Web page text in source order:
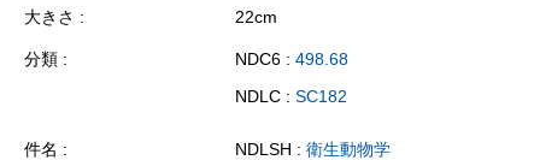
大きさ
22cm
分類 NDC6 : 498.68
NDLC : SC182
件名 NDLSH : 衛生動物学